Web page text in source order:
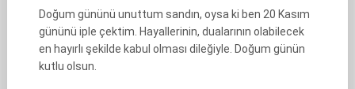
Doğum gününü unuttum sandın, oysa ki ben 20 Kasım
gününü iple çektim. Hayallerinin, dualarının olabilecek
en hayırlı şekilde kabul olması dileğiyle. Doğum günün
kutlu olsun.